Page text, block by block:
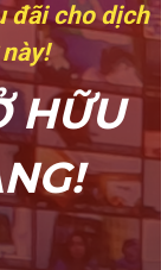
đãi cho dịch
HỮU